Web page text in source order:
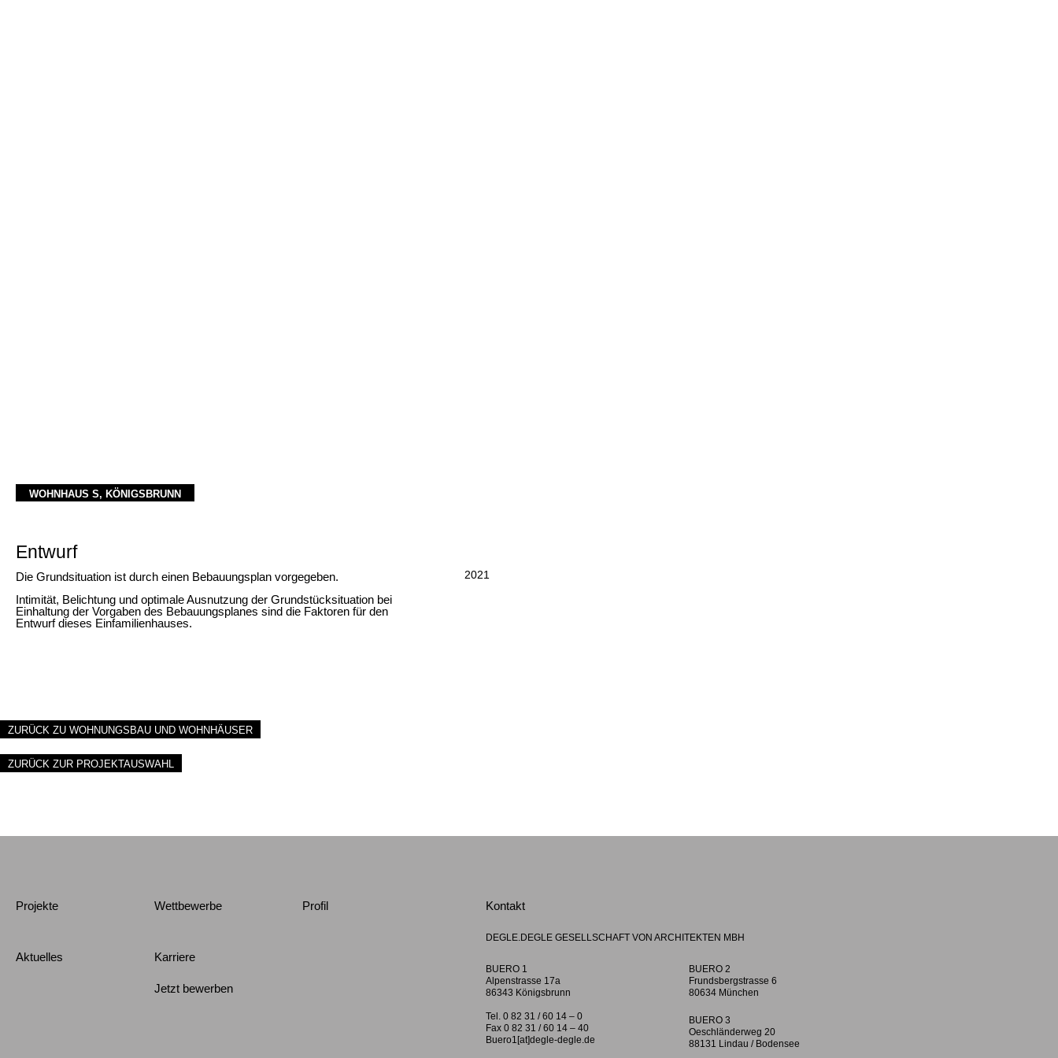
WOHNHAUS S, KÖNIGSBRUNN
Entwurf
Die Grundsituation ist durch einen Bebauungsplan vorgegeben.
Intimität, Belichtung und optimale Ausnutzung der Grundstücksituation bei
Einhaltung der Vorgaben des Bebauungsplanes sind die Faktoren für den
Entwurf dieses Einfamilienhauses.
2021
ZURÜCK ZU WOHNUNGSBAU UND WOHNHÄUSER
ZURÜCK ZUR PROJEKTAUSWAHL
Projekte
Aktuelles
Wettbewerbe
Karriere
Jetzt bewerben
Profil Kontakt
DEGLE.DEGLE GESELLSCHAFT VON ARCHITEKTEN MBH
BUERO 1
Alpenstrasse 17a
86343 Königsbrunn
Tel. 0 82 31 / 60 14 – 0
Fax 0 82 31 / 60 14 – 40
Buero1[at]degle-degle.de
BUERO 2
Frundsbergstrasse 6
80634 München
BUERO 3
Oeschländerweg 20
88131 Lindau / Bodensee